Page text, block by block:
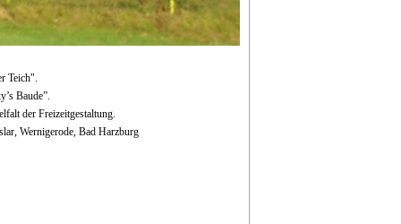
Teich".
Baude”.
der Freizeitgestaltung.
Wernigerode, Bad Harzburg